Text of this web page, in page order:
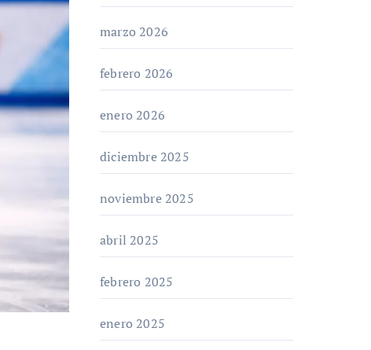
marzo 2026
febrero 2026
enero 2026
diciembre 2025
noviembre 2025
abril 2025
febrero 2025
enero 2025